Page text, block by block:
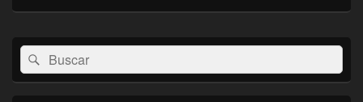
El
área
de
widget
Buscar
por:
Buscar